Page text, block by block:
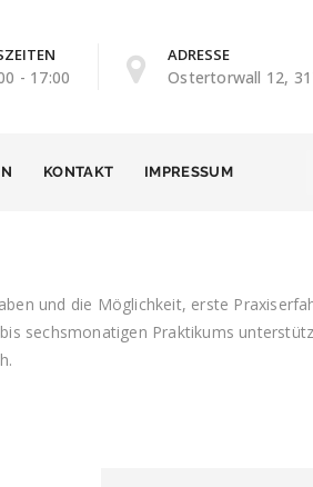
- 17:00
ADRESSE
Ostertorwall 12,
KONTAKT IMPRESSUM
und die Möglichkeit, erste
sechsmonatigen Praktikums